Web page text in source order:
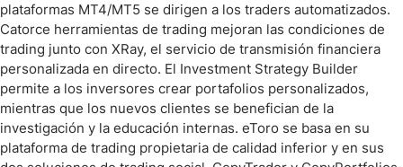
plataformas MT4/MT5 se dirigen a los traders automatizados.
Catorce herramientas de trading mejoran las condiciones de
trading junto con XRay, el servicio de transmisión financiera
personalizada en directo. El Investment Strategy Builder
permite a los inversores crear portafolios personalizados,
mientras que los nuevos clientes se benefician de la
investigación y la educación internas. eToro se basa en su
plataforma de trading propietaria de calidad inferior y en sus